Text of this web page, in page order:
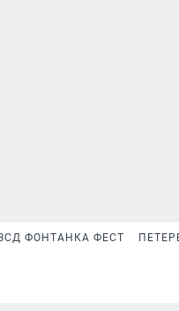
ФОНТАНКА ФЕСТ